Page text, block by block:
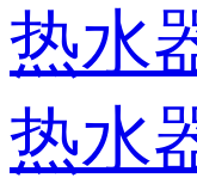
热水
热水